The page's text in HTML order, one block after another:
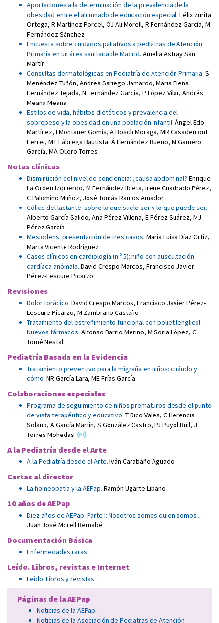
Aportaciones a la determinación de la prevalencia de la
obesidad entre el alumnado de educación especial. Félix Zurita
Ortega, R Martínez Porcel, OJ Ali Morell, R Fernández García, M
Fernández Sánchez
Encuesta sobre cuidados paliativos a pediatras de Atención
Primaria en un área sanitaria de Madrid. Amelia Astray San
Martín
Consultas dermatológicas en Pediatría de Atención Primaria. S
Menéndez Tuñón, Andrea Sariego Jamardo, Maria Elena
Fernández Tejada, N Fernández García, P López Vilar, Andrés
Meana Meana
Estilos de vida, hábitos dietéticos y prevalencia del
sobrepeso y la obesidad en una población infantil. Ángel Edo
Martínez, I Montaner Gomis, A Bosch Moraga, MR Casademont
Ferrer, MT Fábrega Bautista, Á Fernández Bueno, M Gamero
García, MA Ollero Torres
Notas clínicas
Disminución del nivel de conciencia: ¿causa abdominal? Enrique
La Orden Izquierdo, M Fernández Ibieta, Irene Cuadrado Pérez,
C Palomino Muñoz, José Tomás Ramos Amador
Cólico del lactante: sobre lo que suele ser y lo que puede ser.
Alberto García Salido, Ana Pérez Villena, E Pérez Suárez, MJ
Pérez García
Mesiodens: presentación de tres casos. María Luisa Díaz Ortiz,
Marta Vicente Rodríguez
Casos clínicos en cardiología (n.º 5): niño con auscultación
cardíaca anómala. David Crespo Marcos, Francisco Javier
Pérez-Lescure Picarzo
Revisiones
Dolor torácico. David Crespo Marcos, Francisco Javier Pérez-
Lescure Picarzo, M Zambrano Castaño
Tratamiento del estreñimiento funcional con polietilenglicol.
Nuevos fármacos. Alfonso Barrio Merino, M Soria López, C
Tomé Nestal
Pediatría Basada en la Evidencia
Tratamiento preventivo para la migraña en niños: cuándo y
cómo. NR García Lara, ME Frías García
Colaboraciones especiales
Programa de seguimiento de niños prematuros desde el punto
de vista terapéutico y educativo. T Rico Vales, C Herencia
Solano, A García Martín, S González Castro, PJ Puyol Buil, J
Torres Mohedas
A la Pediatría desde el Arte
A la Pediatría desde el Arte. Iván Carabaño Aguado
Cartas al director
La homeopatía y la AEPap. Ramón Ugarte Libano
10 años de AEPap
Diez años de AEPap. Parte I: Nosotros somos quien somos...
Juan José Morell Bernabé
Documentación Básica
Enfermedades raras.
Leído. Libros, revistas e Internet
Leído. Libros y revistas.
Páginas de la AEPap
Noticias de la AEPap.
Noticias de la Asociación de Pediatras de Atención